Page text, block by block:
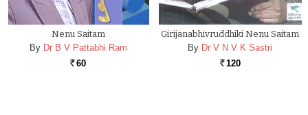
Nenu Saitam
By Dr B V Pattabhi Ram
Rs. 60
Girijanabhivruddhiki Nenu Saitam
By Dr V N V K Sastri
Rs. 120